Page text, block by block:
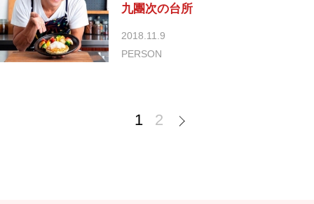
九團次の台所
2018.11.9
PERSON
1 2